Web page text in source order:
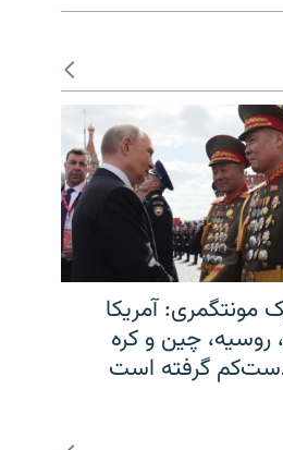
مونتگمری: آمریکا
روسیه، چین و کره
گرفته است